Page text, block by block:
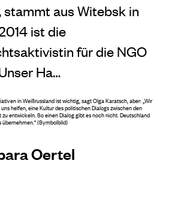
aus Witebsk in
ist die
für die NGO
Ha…
in Weißrussland ist wichtig, sagt Olga Karatsch, aber: „Wir
helfen, eine Kultur des politischen Dialogs zwischen den
entwickeln. So einen Dialog gibt es noch nicht. Deutschland
(Symbolbild)
Oertel